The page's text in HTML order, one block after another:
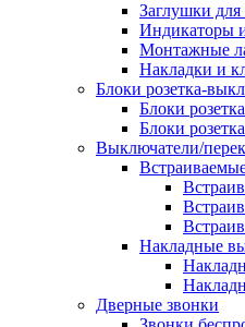
Заглушки для
Индикаторы
Монтажные
Накладки и
Блоки розетка-
Блоки
Блоки
Выключатели/
Накладные
Дверные звонки